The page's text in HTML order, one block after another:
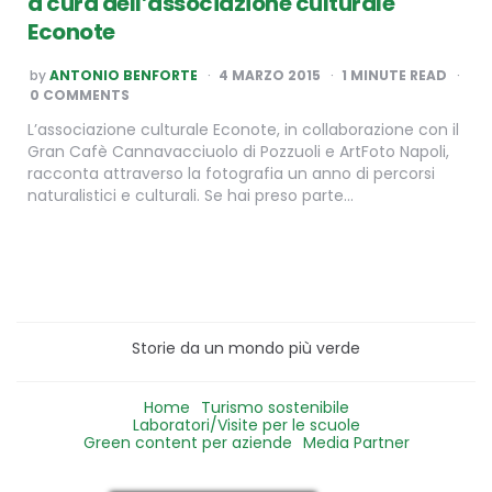
Econote
POSTED
BY
byANTONIO BENFORTE 4 MARZO 2015 1 MINUTE READ
0 COMMENTS
L’associazione culturale Econote, in collaborazione con il
Gran Cafè Cannavacciuolo di Pozzuoli e ArtFoto Napoli,
racconta attraverso la fotografia un anno di percorsi
naturalistici e culturali. Se hai preso parte…
Storie da un mondo più verde
Home Turismo sostenibile
Laboratori/Visite per le scuole
Green content per aziende Media Partner